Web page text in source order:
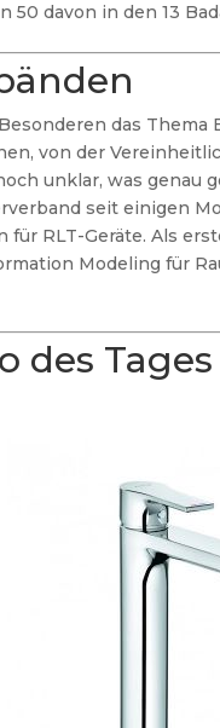
50davon in den 13
das
von der
unklar, was genau
seit einigen
für RLT-Geräte. Als
Modeling für
des Tages